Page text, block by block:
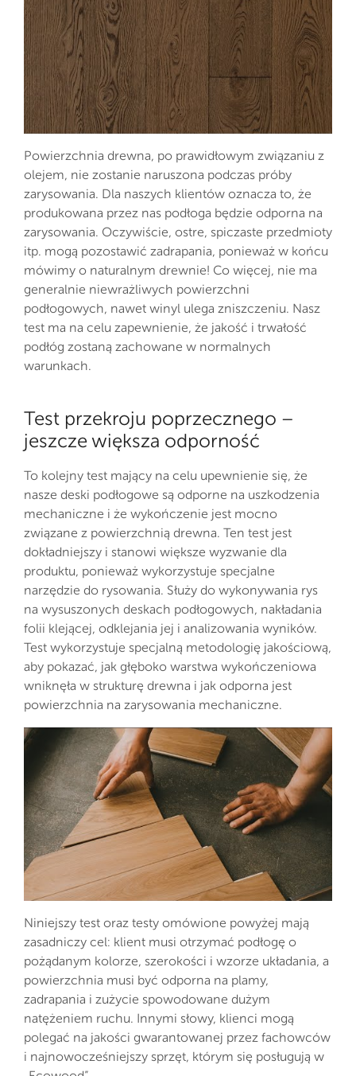
Powierzchnia drewna, po prawidłowym związaniu z
olejem, nie zostanie naruszona podczas próby
zarysowania. Dla naszych klientów oznacza to, że
produkowana przez nas podłoga będzie odporna na
zarysowania. Oczywiście, ostre, spiczaste przedmioty
itp. mogą pozostawić zadrapania, ponieważ w końcu
mówimy o naturalnym drewnie! Co więcej, nie ma
generalnie niewrażliwych powierzchni
podłogowych, nawet winyl ulega zniszczeniu. Nasz
test ma na celu zapewnienie, że jakość i trwałość
podłóg zostaną zachowane w normalnych
warunkach.
Test przekroju poprzecznego –
jeszcze większa odporność
To kolejny test mający na celu upewnienie się, że
nasze deski podłogowe są odporne na uszkodzenia
mechaniczne i że wykończenie jest mocno
związane z powierzchnią drewna. Ten test jest
dokładniejszy i stanowi większe wyzwanie dla
produktu, ponieważ wykorzystuje specjalne
narzędzie do rysowania. Służy do wykonywania rys
na wysuszonych deskach podłogowych, nakładania
folii klejącej, odklejania jej i analizowania wyników.
Test wykorzystuje specjalną metodologię jakościową,
aby pokazać, jak głęboko warstwa wykończeniowa
wniknęła w strukturę drewna i jak odporna jest
powierzchnia na zarysowania mechaniczne.
Niniejszy test oraz testy omówione powyżej mają
zasadniczy cel: klient musi otrzymać podłogę o
pożądanym kolorze, szerokości i wzorze układania, a
powierzchnia musi być odporna na plamy,
zadrapania i zużycie spowodowane dużym
natężeniem ruchu. Innymi słowy, klienci mogą
polegać na jakości gwarantowanej przez fachowców
i najnowocześniejszy sprzęt, którym się posługują w